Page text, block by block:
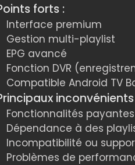
forts :
Interface premium
Gestion multi-playlist
EPG avancé
Fonction DVR
Compatible Android TV
Fonctionnalités payantes
Dépendance à des
Incompatibilité ou
Problèmes de